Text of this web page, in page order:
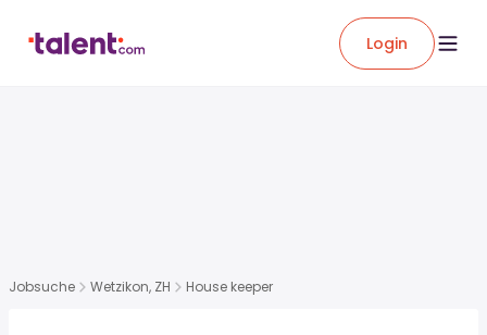
Login
Jobsuche Wetzikon, ZH House keeper